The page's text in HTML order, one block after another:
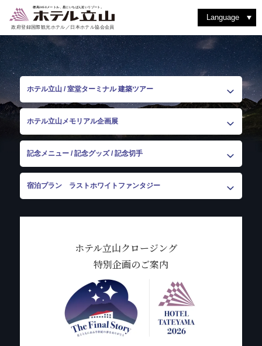
標高2450メートル、星にいちばん近いリゾート。
政府登録国際観光ホテル／日本ホテル協会会員
Language
ホテル立山 / 室堂ターミナル 建築ツアー
ホテル立山メモリアル企画展
記念メニュー / 記念グッズ / 記念切手
宿泊プラン ラストホワイトファンタジー
ホテル立山クロージング
特別企画のご案内